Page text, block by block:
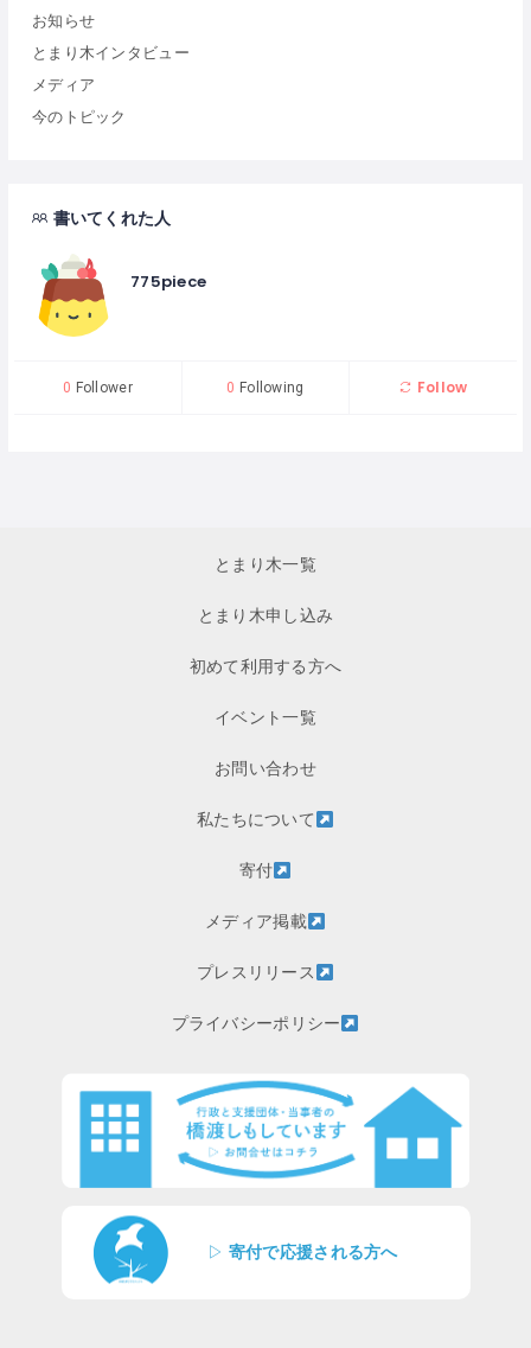
お知らせ
とまり木インタビュー
メディア
今のトピック
書いてくれた人
775piece
0 Follower 0 Following Follow
とまり木一覧
とまり木申し込み
初めて利用する方へ
イベント一覧
お問い合わせ
私たちについて
寄付
メディア掲載
プレスリリース
プライバシーポリシー
▷ 寄付で応援される方へ